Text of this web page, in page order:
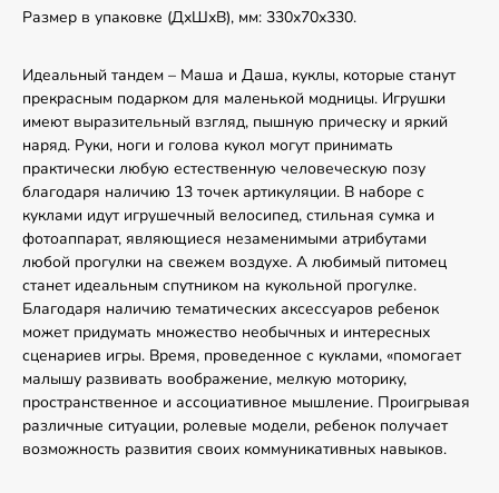
Размер в упаковке (ДхШхВ), мм: 330х70х330.
Идеальный тандем – Маша и Даша, куклы, которые станут
прекрасным подарком для маленькой модницы. Игрушки
имеют выразительный взгляд, пышную прическу и яркий
наряд. Руки, ноги и голова кукол могут принимать
практически любую естественную человеческую позу
благодаря наличию 13 точек артикуляции. В наборе с
куклами идут игрушечный велосипед, стильная сумка и
фотоаппарат, являющиеся незаменимыми атрибутами
любой прогулки на свежем воздухе. А любимый питомец
станет идеальным спутником на кукольной прогулке.
Благодаря наличию тематических аксессуаров ребенок
может придумать множество необычных и интересных
сценариев игры. Время, проведенное с куклами, «помогает
малышу развивать воображение, мелкую моторику,
пространственное и ассоциативное мышление. Проигрывая
различные ситуации, ролевые модели, ребенок получает
возможность развития своих коммуникативных навыков.